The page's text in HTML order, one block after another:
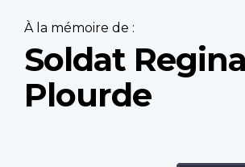
À la mémoire de :
Soldat
Plourde